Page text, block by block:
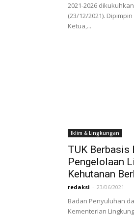
2021-2026
(23/12/2021).
Ketua,...
Iklim & Lingkungan
TUK Berbasis
Pengelolaan
Kehutanan
redaksi - 23/06/2021
Badan Penyuluhan
Kementerian